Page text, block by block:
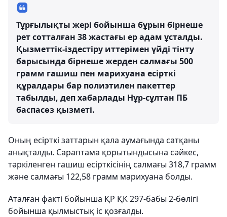
Тұрғылықты жері бойынша бұрын бірнеше
рет сотталған 38 жастағы ер адам ұсталды.
Қызметтік-іздестіру иттерімен үйді тінту
барысында бірнеше жерден салмағы 500
грамм гашиш пен марихуана есірткі
құралдары бар полиэтилен пакеттер
табылды, деп хабарлады Нұр-сұлтан ПБ
баспасөз қызметі.
Оның есірткі заттарын қала аумағында сатқаны
анықталды. Сараптама қорытындысына сәйкес,
тәркіленген гашиш есірткісінің салмағы 318,7 грамм
және салмағы 122,58 грамм марихуана болды.
Аталған факті бойынша ҚР ҚК 297-бабы 2-бөлігі
бойынша қылмыстық іс қозғалды.